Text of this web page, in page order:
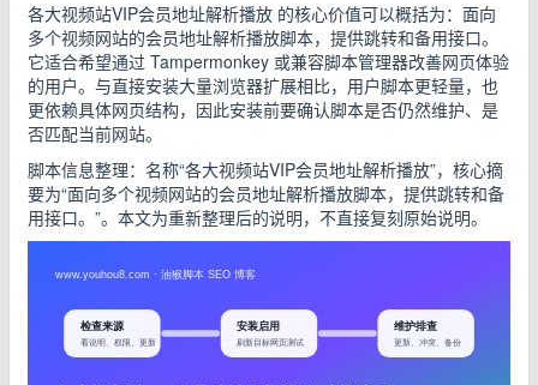
各大视频站VIP会员地址解析播放 的核心价值可以概括为：面向
多个视频网站的会员地址解析播放脚本，提供跳转和备用接口。
它适合希望通过 Tampermonkey 或兼容脚本管理器改善网页体验
的用户。与直接安装大量浏览器扩展相比，用户脚本更轻量，也
更依赖具体网页结构，因此安装前要确认脚本是否仍然维护、是
否匹配当前网站。
脚本信息整理：名称“各大视频站VIP会员地址解析播放”，核心摘
要为“面向多个视频网站的会员地址解析播放脚本，提供跳转和备
用接口。”。本文为重新整理后的说明，不直接复刻原始说明。